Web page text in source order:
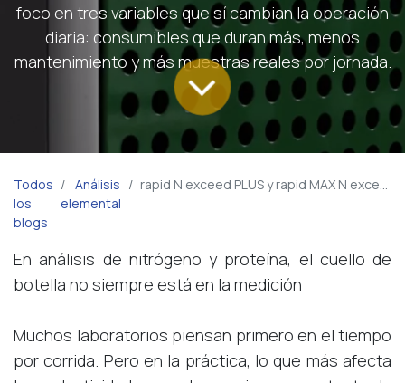
foco en tres variables que sí cambian la operación
diaria: consumibles que duran más, menos
mantenimiento y más muestras reales por jornada.
Todos
los
blogs
Análisis
elemental
rapid N exceed PLUS y rapid MAX N exceed PLUS: una evolución enfocada en eficiencia y continuidad operativa
En análisis de nitrógeno y proteína, el cuello de
botella no siempre está en la medición
Muchos laboratorios piensan primero en el tiempo
por corrida. Pero en la práctica, lo que más afecta